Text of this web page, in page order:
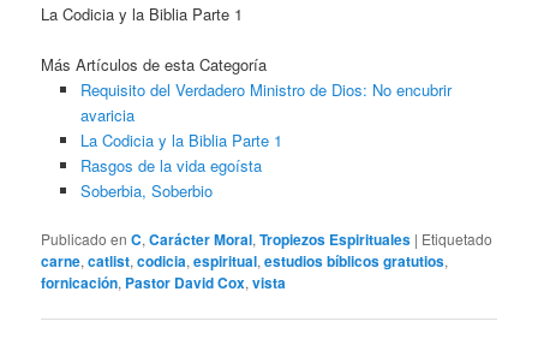
La Codicia y la Biblia Parte 1
Más Artículos de esta Categoría
Requisito del Verdadero Ministro de Dios: No encubrir
avaricia
La Codicia y la Biblia Parte 1
Rasgos de la vida egoísta
Soberbia, Soberbio
Publicado en C,Carácter Moral,Tropiezos Espirituales | Etiquetado
carne,catlist,codicia,espiritual,estudios bíblicos gratutios,
fornicación, Pastor David Cox,vista